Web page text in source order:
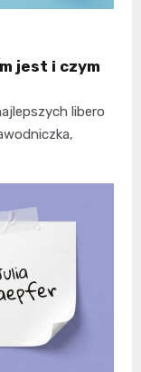
jest i czym
libero